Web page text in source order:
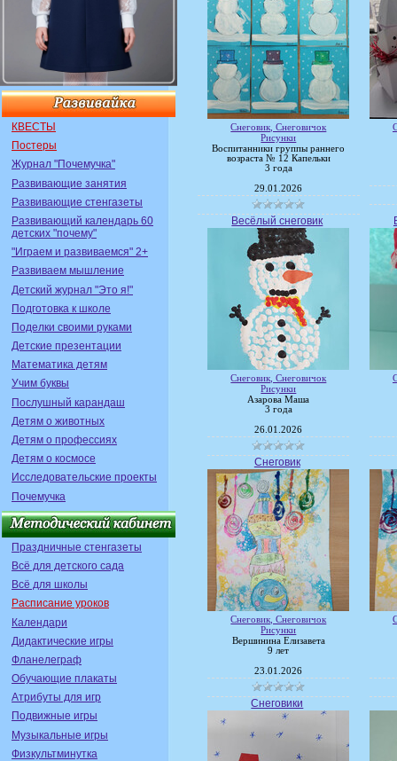
КВЕСТЫ
Постеры
Журнал "Почемучка"
Развивающие занятия
Развивающие стенгазеты
Развивающий календарь 60
детских "почему"
"Играем и развиваемся" 2+
Развиваем мышление
Детский журнал "Это я!"
Подготовка к школе
Поделки своими руками
Детские презентации
Математика детям
Учим буквы
Послушный карандаш
Детям о животных
Детям о профессиях
Детям о космосе
Исследовательские проекты
Почемучка
Праздничные стенгазеты
Всё для детского сада
Всё для школы
Расписание уроков
Календари
Дидактические игры
Фланелеграф
Обучающие плакаты
Атрибуты для игр
Подвижные игры
Музыкальные игры
Физкультминутка
Снеговик, Снеговичок
Рисунки
Воспитанники группы раннего
возраста № 12 Капельки
3 года
29.01.2026
Весёлый снеговик
Снеговик, Снеговичок
Рисунки
Азарова Маша
3 года
26.01.2026
Снеговик
Снеговик, Снеговичок
Рисунки
Вершинина Елизавета
9 лет
23.01.2026
Снеговики